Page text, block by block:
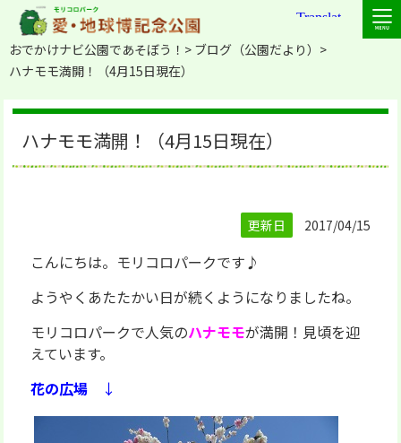
おでかけナビ公園であそぼう！
ブログ（公園だより）
ハナモモ満開！（4月15日現在）
ハナモモ満開！（4月15日現在）
更新日 2017/04/15
こんにちは。モリコロパークです♪
ようやくあたたかい日が続くようになりましたね。
モリコロパークで人気のハナモモが満開！見頃を迎
えています。
花の広場
↓